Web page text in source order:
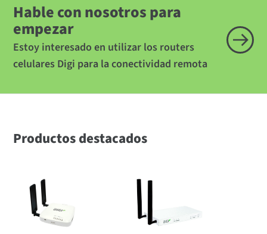
Hable con nosotros para
empezar
Estoy interesado en utilizar los routers
celulares Digi para la conectividad remota
Productos destacados